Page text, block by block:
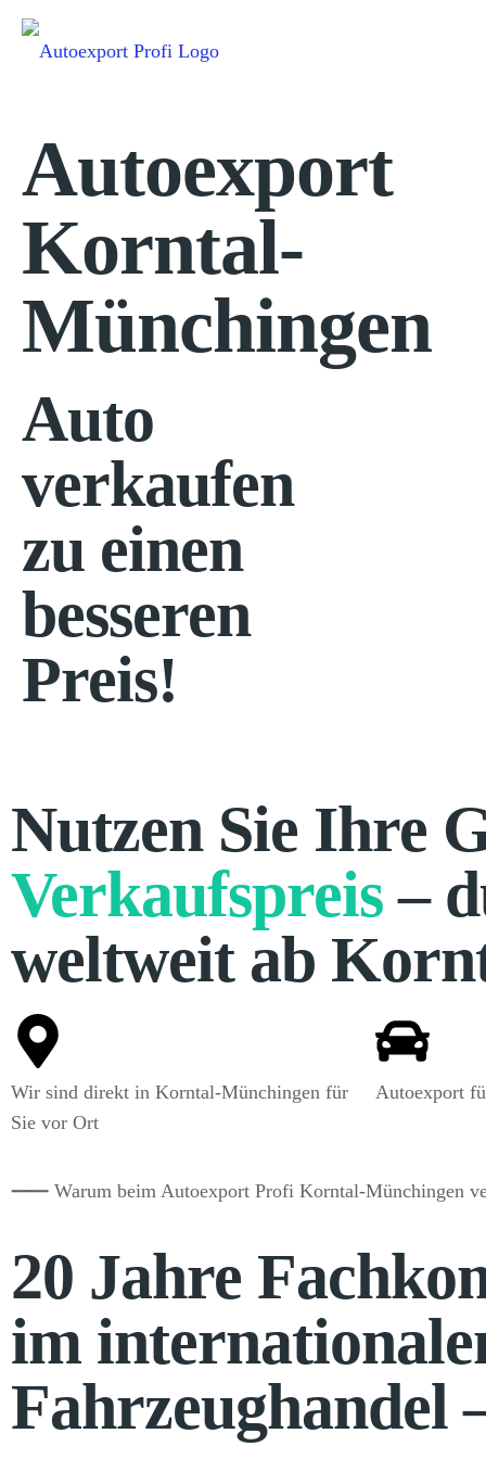
Autoexport
Korntal-
Münchingen
Auto
verkaufen
zu einen
besseren
Preis!
Nutzen Sie Ihre
Verkaufspreis–
weltweit ab
Wir sind direkt in Korntal-Münchingen für
Sie vor Ort
Autoexport
⸺ Warum beim Autoexport Profi Korntal-Münchingen
20 Jahre
im
Fahrzeughandel